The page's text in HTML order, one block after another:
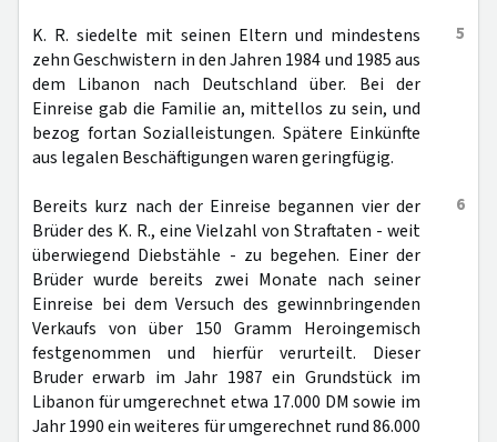
5
K. R. siedelte mit seinen Eltern und mindestens
zehn Geschwistern in den Jahren 1984 und 1985 aus
dem Libanon nach Deutschland über. Bei der
Einreise gab die Familie an, mittellos zu sein, und
bezog fortan Sozialleistungen. Spätere Einkünfte
aus legalen Beschäftigungen waren geringfügig.
6
Bereits kurz nach der Einreise begannen vier der
Brüder des K. R., eine Vielzahl von Straftaten - weit
überwiegend Diebstähle - zu begehen. Einer der
Brüder wurde bereits zwei Monate nach seiner
Einreise bei dem Versuch des gewinnbringenden
Verkaufs von über 150 Gramm Heroingemisch
festgenommen und hierfür verurteilt. Dieser
Bruder erwarb im Jahr 1987 ein Grundstück im
Libanon für umgerechnet etwa 17.000 DM sowie im
Jahr 1990 ein weiteres für umgerechnet rund 86.000